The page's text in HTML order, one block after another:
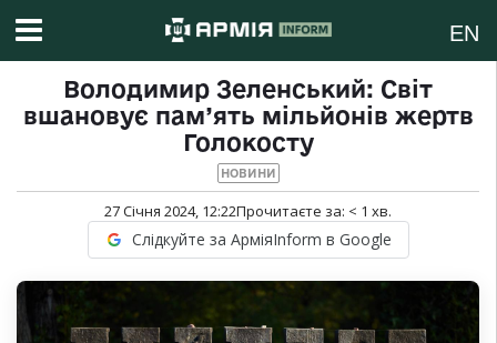
EN
Володимир Зеленський: Світ
вшановує пам’ять мільйонів жертв
Голокосту
НОВИНИ
27 Січня 2024, 12:22Прочитаєте за: < 1 хв.
Слідкуйте за АрміяInform в Google